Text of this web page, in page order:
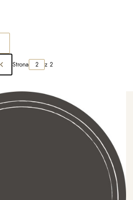
Poprzednie produkty
Strona z 2